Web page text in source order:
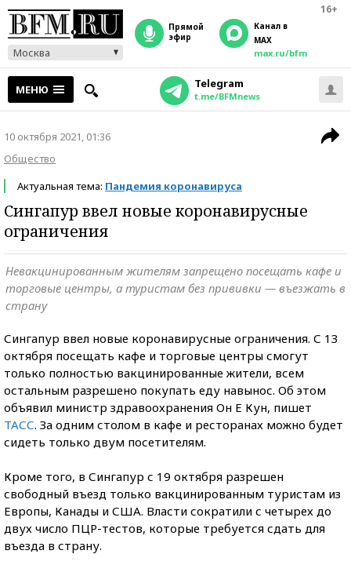
16+
Москва
прямой
эфир
Канал в
MAX
max.ru/bfm
МЕНЮ Telegram
t.me/BFMnews
10 октября 2021, 01:36
Общество
Актуальная тема: Пандемия коронавируса
Сингапур ввел новые коронавирусные
ограничения
Невакцинированным жителям запрещено посещать кафе и
торговые центры, а туристам без прививки — въезжать в
страну
Сингапур ввел новые коронавирусные ограничения. С 13
октября посещать кафе и торговые центры смогут
только полностью вакцинированные жители, всем
остальным разрешено покупать еду навынос. Об этом
объявил министр здравоохранения Он Е Кун, пишет
ТАСС. За одним столом в кафе и ресторанах можно будет
сидеть только двум посетителям.
Кроме того, в Сингапур с 19 октября разрешен
свободный въезд только вакцинированным туристам из
Европы, Канады и США. Власти сократили с четырех до
двух число ПЦР-тестов, которые требуется сдать для
въезда в страну.